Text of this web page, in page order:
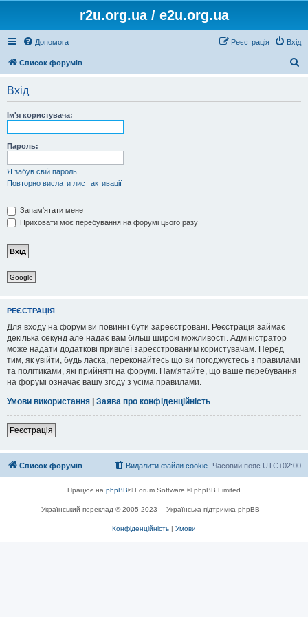
r2u.org.ua / e2u.org.ua
Допомога Вхід
Реєстрація
Список форумів
Вхід
Ім'я користувача:
Пароль:
Я забув свій пароль
Повторно вислати лист активації
Запам'ятати мене
Приховати моє перебування на форумі цього разу
Google
РЕЄСТРАЦІЯ
Для входу на форум ви повинні бути зареєстровані. Реєстрація займає
декілька секунд але надає вам більш широкі можливості. Адміністратор
може надати додаткові привілеї зареєстрованим користувачам. Перед
тим, як увійти, будь ласка, переконайтесь що ви погоджуєтесь з правилами
та політиками, які прийняті на форумі. Пам'ятайте, що ваше перебування
на форумі означає вашу згоду з усіма правилами.
Умови використання | Заява про конфіденційність
Реєстрація
Список форумів Часовий пояс UTC+02:00
Видалити файли cookie
Працює на phpBB® Forum Software © phpBB Limited
Український переклад © 2005-2023 Українська підтримка phpBB
Конфіденційність | Умови